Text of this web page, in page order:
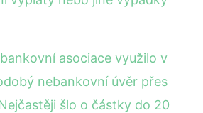
asociace využilo v
nebankovní úvěr přes
šlo o částky do 20